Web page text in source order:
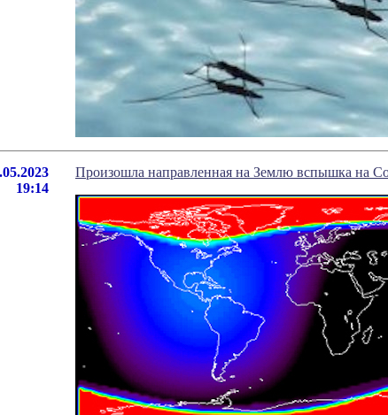
19:14
Произошла направленная на Землю вспышка на